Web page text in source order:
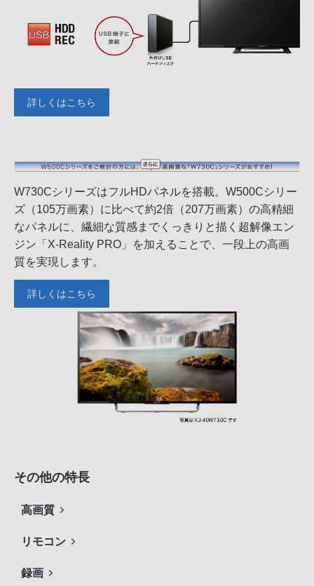
詳しくはこちら
W730CシリーズはフルHDパネルを搭載。W500Cシリー
ズ（105万画素）に比べて約2倍（207万画素）の高精細
なパネルに、繊細な質感までくっきりと描く超解像エン
ジン「X-Reality PRO」を加えることで、一段上の高画
質を実現します。
詳しくはこちら
その他の特長
高画質
リモコン
録画